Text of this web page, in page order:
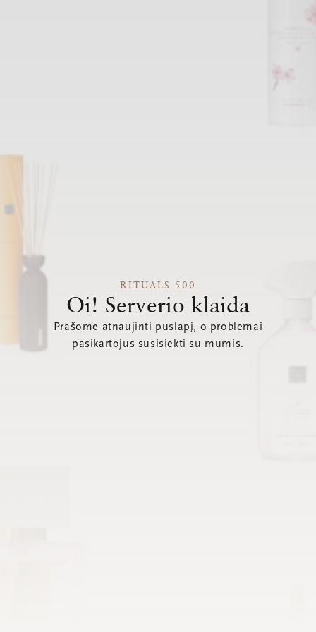
RITUALS 500
Oi! Serverio klaida
Prašome atnaujinti puslapį, o problemai
pasikartojus susisiekti su mumis.